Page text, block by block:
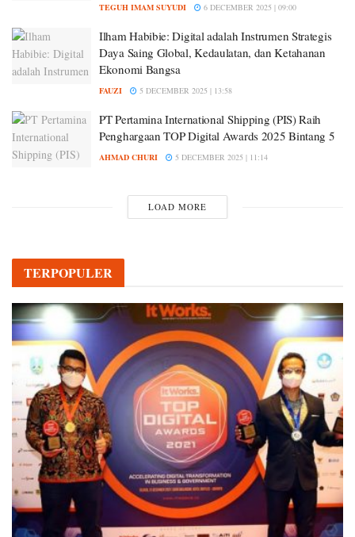
TEGUH IMAM SUYUDI 6 DECEMBER 2025 | 09:00
Ilham Habibie: Digital adalah Instrumen Strategis
Daya Saing Global, Kedaulatan, dan Ketahanan
Ekonomi Bangsa
FAUZI 5 DECEMBER 2025 | 13:58
PT Pertamina International Shipping (PIS) Raih
Penghargaan TOP Digital Awards 2025 Bintang 5
AHMAD CHURI 5 DECEMBER 2025 | 11:14
LOAD MORE
TERPOPULER